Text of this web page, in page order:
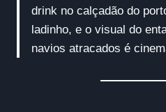
drink no calçadão do
ladinho, e o visual do
navios atracados é